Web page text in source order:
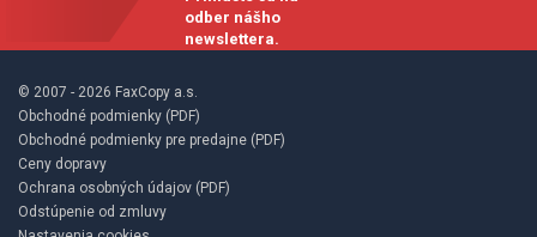
odber nášho
newslettera.
© 2007 - 2026 FaxCopy a.s.
Obchodné podmienky (PDF)
Obchodné podmienky pre predajne (PDF)
Ceny dopravy
Ochrana osobných údajov (PDF)
Odstúpenie od zmluvy